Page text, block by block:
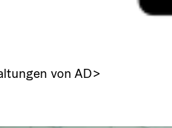
von AD>